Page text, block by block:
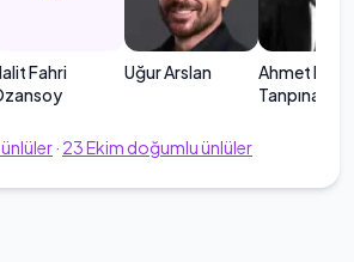
Fahri
Uğur Arslan
Ahmet
Tanpınar
· 23Ekim doğumlu ünlüler